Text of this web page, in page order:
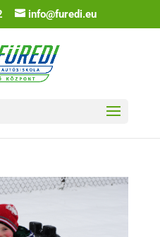
info@furedi.eu